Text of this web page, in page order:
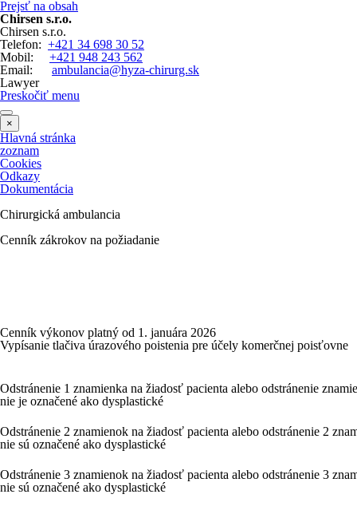
Prejsť na obsah
Chirsen s.r.o.
Chirsen s.r.o.
Telefon: +421 34 698 30 52
Mobil: +421 948 243 562
Email: ambulancia@hyza-chirurg.sk
Lawyer
Preskočiť menu
×
Hlavná stránka
zoznam
Cookies
Odkazy
Dokumentácia
Chirurgická ambulancia
Cenník zákrokov na požiadanie
Cenník výkonov platný od 1. januára 2026
Vypísanie tlačiva úrazového poistenia pre účely komerčnej poisťovne
Odstránenie 1 znamienka na žiadosť pacienta alebo odstránenie
nie je označené ako dysplastické
Odstránenie 2 znamienok na žiadosť pacienta alebo odstránenie 2
nie sú označené ako dysplastické
Odstránenie 3 znamienok na žiadosť pacienta alebo odstránenie 3
nie sú označené ako dysplastické